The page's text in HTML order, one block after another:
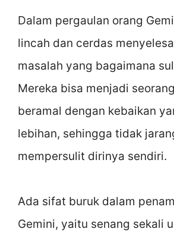
Dalam pergaulan orang
lincah dan cerdas
masalah yang bagaimana
Mereka bisa menjadi
beramal dengan kebaikan
lebihan, sehingga tidak
mempersulit dirinya sendiri.
Ada sifat buruk dalam
Gemini, yaitu senang sekali